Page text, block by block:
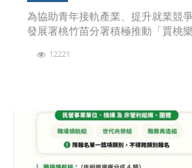
為協助青年接軌產業、提升就業競
發展署桃竹苗分署積極推動「賈桃
場參訪、勞動法令工作坊及職涯諮
12221